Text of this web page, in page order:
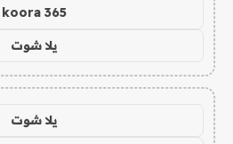
koora 365
يلا شوت
يلا شوت